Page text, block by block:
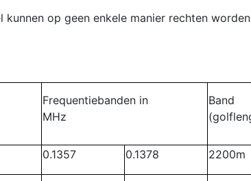
kunnen op geen enkele manier rechten
Frequentiebanden in
MHz
Band
0.1357 0.1378 2200m